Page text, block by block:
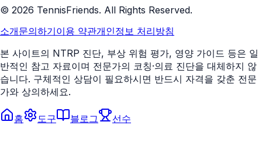
© 2026 TennisFriends. All Rights Reserved.
소개문의하기이용 약관개인정보 처리방침
본 사이트의 NTRP 진단, 부상 위험 평가, 영양 가이드 등은 일
반적인 참고 자료이며 전문가의 코칭·의료 진단을 대체하지 않
습니다. 구체적인 상담이 필요하시면 반드시 자격을 갖춘 전문
가와 상의하세요.
홈 도구 블로그 선수